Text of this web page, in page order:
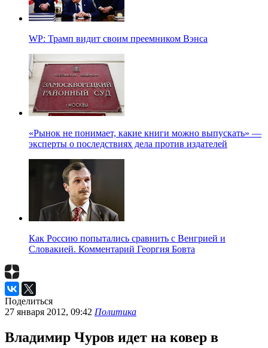
WP: Трамп видит своим преемником Вэнса
«Рынок не понимает, какие книги можно выпускать» —
эксперты о последствиях дела против издателей
Как Россию попытались сравнить с Венгрией и
Словакией. Комментарий Георгия Бовта
Поделиться
27 января 2012, 09:42 Политика
Владимир Чуров идет на ковер в